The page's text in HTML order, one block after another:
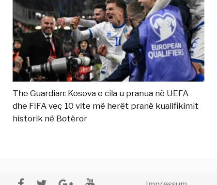
The Guardian: Kosova e cila u pranua në UEFA
dhe FIFA veç 10 vite më herët pranë kualifikimit
historik në Botëror